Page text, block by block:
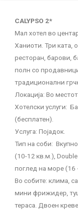
CALYPSO 2*
Мал хотел во
Ханиоти. Три ката,
ресторан, барови,
полн со
традиционални
Локација: Во
Хотелски услуги:
(бесплатен).
Услуга: Појадок.
Тип на соби:
(10-12 кв.м.),
поглед на море (16
Во собите: клима,
мини фрижидер,
тераса. Двоен